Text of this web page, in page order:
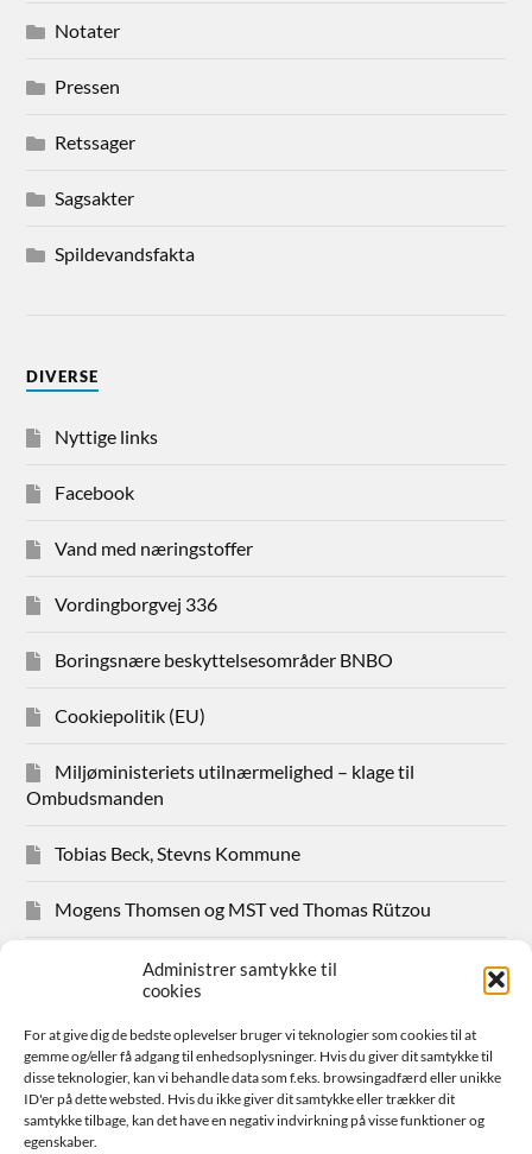
Administrer samtykke til
cookies
For at give dig de bedste oplevelser bruger vi teknologier som cookies til at
gemme og/eller få adgang til enhedsoplysninger. Hvis du giver dit samtykke til
disse teknologier, kan vi behandle data som f.eks. browsingadfærd eller unikke
ID'er på dette websted. Hvis du ikke giver dit samtykke eller trækker dit
samtykke tilbage, kan det have en negativ indvirkning på visse funktioner og
egenskaber.
Notater
Pressen
Retssager
Sagsakter
Spildevandsfakta
DIVERSE
Nyttige links
Facebook
Vand med næringstoffer
Vordingborgvej 336
Boringsnære beskyttelsesområder BNBO
Cookiepolitik (EU)
Miljøministeriets utilnærmelighed – klage til
Ombudsmanden
Tobias Beck, Stevns Kommune
Mogens Thomsen og MST ved Thomas Rützou
Avisudklip 2024
Sager for medlemmer
Bestyrelsen